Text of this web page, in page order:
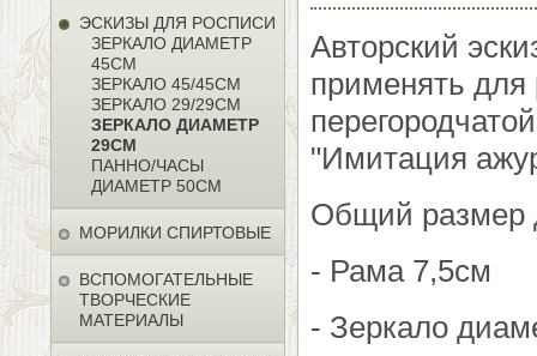
ЭСКИЗЫ ДЛЯ РОСПИСИ
ЗЕРКАЛО ДИАМЕТР
45СМ
ЗЕРКАЛО 45/45СМ
ЗЕРКАЛО 29/29СМ
ЗЕРКАЛО ДИАМЕТР
29СМ
ПАННО/ЧАСЫ
ДИАМЕТР 50СМ
МОРИЛКИ СПИРТОВЫЕ
ВСПОМОГАТЕЛЬНЫЕ
ТВОРЧЕСКИЕ
МАТЕРИАЛЫ
Авторский
применять для
"Имитация
Общий размер
- Рама 7,5см
- Зеркало